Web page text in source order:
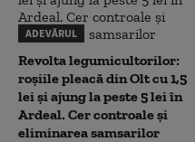
ADEVĂRUL
Revolta legumicultorilor:
roșiile pleacă din Olt cu 1,5
lei și ajung la peste 5 lei în
Ardeal. Cer controale și
eliminarea samsarilor